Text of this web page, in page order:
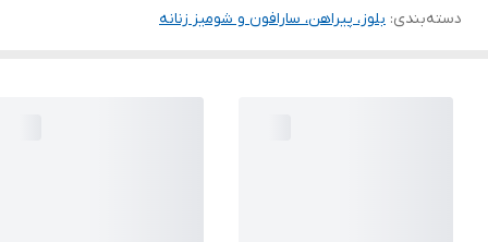
دسته‌بندی: بلوز، پیراهن، سارافون و شومیز زنانه